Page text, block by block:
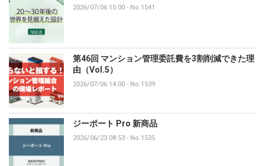
2026/07/06 15:00 - No.1541
第46回 マンション管理委託費を3割削減できた理
由（Vol.5）
2026/07/06 14:00 - No.1539
ジーポート Pro 新商品
2026/06/23 08:53 - No.1535